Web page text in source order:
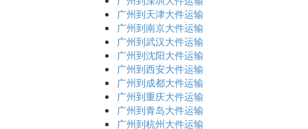
广州到天津大件运输
广州到南京大件运输
广州到武汉大件运输
广州到沈阳大件运输
广州到西安大件运输
广州到成都大件运输
广州到重庆大件运输
广州到青岛大件运输
广州到杭州大件运输